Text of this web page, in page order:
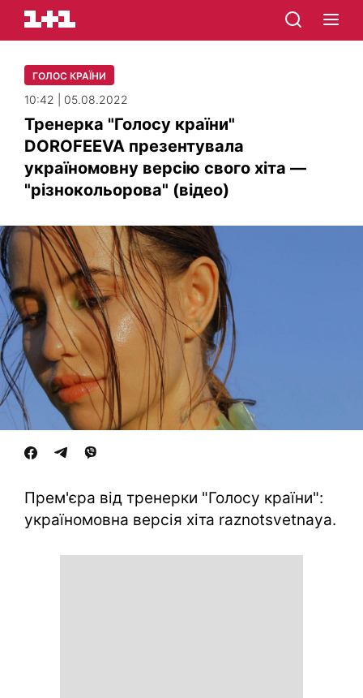
ГОЛОС КРАЇНИ
10:42 | 05.08.2022
Тренерка "Голосу країни"
DOROFEEVA презентувала
україномовну версію свого хіта —
"різнокольорова" (відео)
Прем'єра від тренерки "Голосу країни":
україномовна версія хіта raznotsvetnaya.